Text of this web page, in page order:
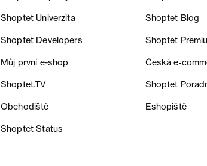
Shoptet Univerzita Shoptet Blog
Shoptet Developers Shoptet
Můj první e-shop Česká
Shoptet.TV Shoptet
Obchodiště Eshopiště
Shoptet Status